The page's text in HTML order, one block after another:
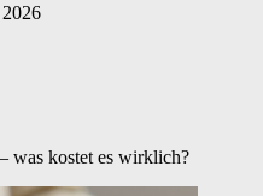
was kostet es wirklich?